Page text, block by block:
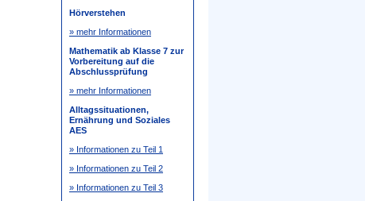
Hörverstehen
» mehr Informationen
Mathematik ab Klasse 7 zur
Vorbereitung auf die
Abschlussprüfung
» mehr Informationen
Alltagssituationen,
Ernährung und Soziales
AES
» Informationen zu Teil 1
» Informationen zu Teil 2
» Informationen zu Teil 3